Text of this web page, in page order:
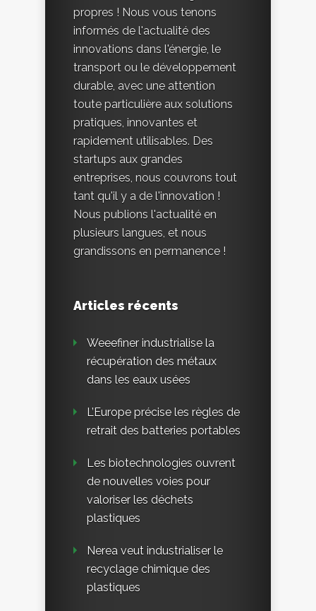
propres ! Nous vous tenons
informés de l'actualité des
innovations dans l'énergie, le
transport ou le développement
durable, avec une attention
toute particulière aux solutions
pratiques, innovantes et
rapidement utilisables. Des
startups aux grandes
entreprises, nous couvrons tout
tant qu'il y a de l'innovation !
Nous publions l'actualité en
plusieurs langues, et nous
grandissons en permanence !
Articles récents
Weeefiner industrialise la
récupération des métaux
dans les eaux usées
L’Europe précise les règles de
retrait des batteries portables
Les biotechnologies ouvrent
de nouvelles voies pour
valoriser les déchets
plastiques
Nerea veut industrialiser le
recyclage chimique des
plastiques